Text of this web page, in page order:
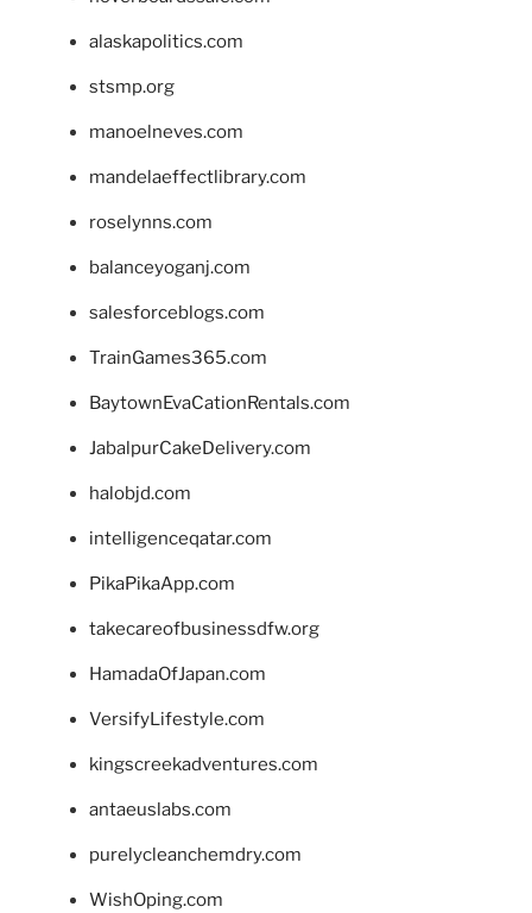
alaskapolitics.com
stsmp.org
manoelneves.com
mandelaeffectlibrary.com
roselynns.com
balanceyoganj.com
salesforceblogs.com
TrainGames365.com
BaytownEvaCationRentals.com
JabalpurCakeDelivery.com
halobjd.com
intelligenceqatar.com
PikaPikaApp.com
takecareofbusinessdfw.org
HamadaOfJapan.com
VersifyLifestyle.com
kingscreekadventures.com
antaeuslabs.com
purelycleanchemdry.com
WishOping.com